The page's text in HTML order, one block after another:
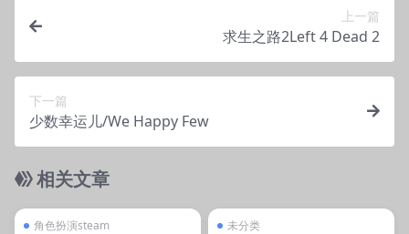
上一篇
求生之路2Left 4 Dead 2
下一篇
少数幸运儿/We Happy Few
相关文章
角色扮演steam
未分类